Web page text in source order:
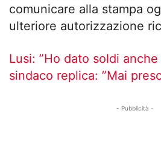
comunicare alla stampa
ulteriore autorizzazione
Lusi: ”Ho dato soldi anche
sindaco replica: ”Mai
- Pubblicità -